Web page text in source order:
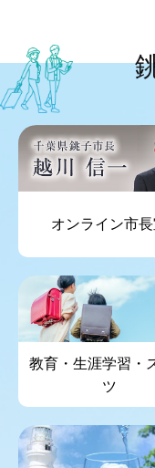
オンライン市
教育・生涯学習・
ツ